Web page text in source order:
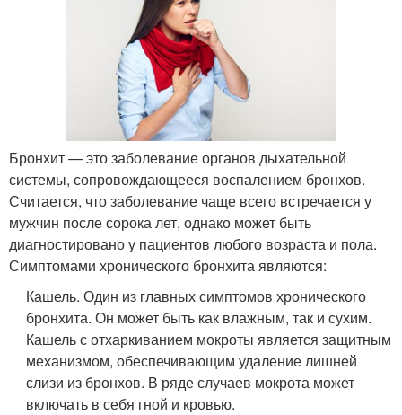
Бронхит — это заболевание органов дыхательной
системы, сопровождающееся воспалением бронхов.
Считается, что заболевание чаще всего встречается у
мужчин после сорока лет, однако может быть
диагностировано у пациентов любого возраста и пола.
Симптомами хронического бронхита являются:
Кашель. Один из главных симптомов хронического
бронхита. Он может быть как влажным, так и сухим.
Кашель с отхаркиванием мокроты является защитным
механизмом, обеспечивающим удаление лишней
слизи из бронхов. В ряде случаев мокрота может
включать в себя гной и кровью.